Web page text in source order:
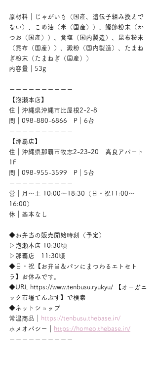
原材料｜じゃがいも（国産、遺伝子組み換えで
ない）、こめ油（米（国産））、鰹節粉末（か
つお（国産））、食塩（国内製造）、昆布粉末
（昆布（国産））、澱粉（国内製造）、たまね
ぎ粉末（たまねぎ（国産））
内容量｜53g
ーーーーーーーーーー
【泡瀬本店】
住｜沖縄県沖縄市比屋根2-2-8
問｜098-880-6866　P｜6台
ーーーーーーーーーー
【那覇店】
住｜沖縄県那覇市牧志2-23-20　高良アパート
1F
問｜098-955-3599　P｜5台
ーーーーーーーーーー
営｜月〜土 10:00〜18:30（日・祝11:00〜
16:00）
休｜基本なし
◆お弁当の販売開始時刻（予定）
▷泡瀬本店 10:30頃
▷那覇店　11:30頃
◆日・祝【お弁当＆パンにまつわるエトセト
ラ】お休みです。
◆URL https://www.tenbusu.ryukyu/ 【オーガニ
ック市場てんぶす】で検索
◆ネットショップ
常温商品｜
https://tenbusu.thebase.in/
ホメオパシー｜
https://homeo.thebase.in/
ーーーーーーーーーー